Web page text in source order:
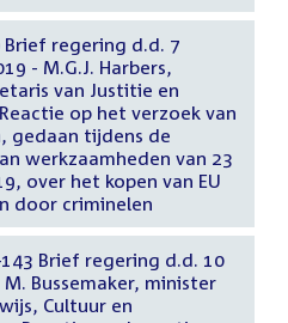
Brief regering d.d. 7
- M.G.J. Harbers,
van Justitie en
op het verzoek van
gedaan tijdens de
werkzaamheden van 23
over het kopen van EU
door criminelen
Brief regering d.d. 10
Bussemaker, minister
Cultuur en